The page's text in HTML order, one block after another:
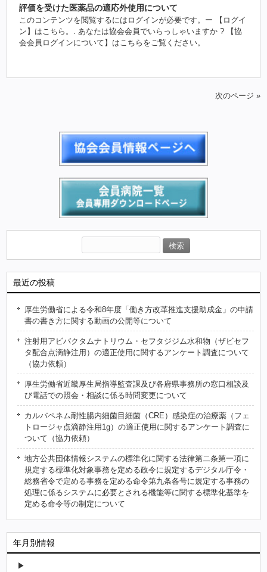
評価を受けた医薬品の適応外使用について
このコンテンツを閲覧するにはログインが必要です。ー 【ログイ
ン】はこちら。. あなたは協会会員でいらっしゃいますか ? 【協
会会員ログインについて】はこちらをご覧ください。
次のページ »
最近の投稿
厚生労働省による令和8年度「働き方改革推進支援助成金」の申請
書の書き方に関する動画の公開等について
注射用アビバクタムナトリウム・セフタジジム水和物（ザビセフ
タ配合点滴静注用）の適正使用に関するアンケート調査について
（協力依頼）
厚生労働省近畿厚生局指導監査課及び各府県事務所の窓口相談及
び電話での照会・相談に係る時問変更について
カルバペネム耐性腸内細菌目細菌（CRE）感染症の治療薬（フェ
トロージャ点滴静注用1g）の適正使用に関するアンケート調査に
ついて（協力依頼）
地方公共団体情報システムの標準化に関する法律第二条第一項に
規定する標準化対象事務を定める政令に規定するデジタル庁令・
総務省令で定める事務を定める命令第九条各号に規定する事務の
処理に係るシステムに必要とされる機能等に関する標準化基準を
定める命令等の制定について
年月別情報